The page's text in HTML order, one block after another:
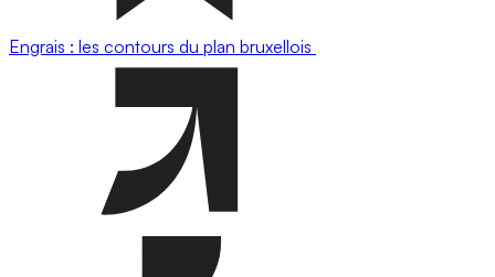
Engrais : les contours du plan bruxellois